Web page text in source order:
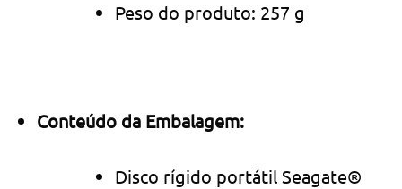
Peso do produto: 257 g
Conteúdo da Embalagem:
Disco rígido portátil Seagate®